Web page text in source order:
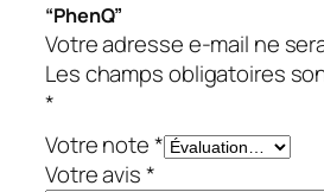
“PhenQ”
Votre adresse e-mail ne
Les champs obligatoires
*
Votre note*
Votre avis*